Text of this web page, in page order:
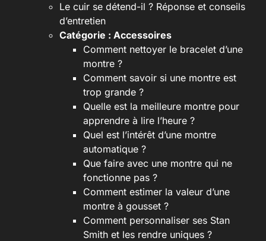
Le cuir se détend-il ? Réponse et conseils
d’entretien
Catégorie : Accessoires
Comment nettoyer le bracelet d’une
montre ?
Comment savoir si une montre est
trop grande ?
Quelle est la meilleure montre pour
apprendre à lire l’heure ?
Quel est l’intérêt d’une montre
automatique ?
Que faire avec une montre qui ne
fonctionne pas ?
Comment estimer la valeur d’une
montre à gousset ?
Comment personnaliser ses Stan
Smith et les rendre uniques ?